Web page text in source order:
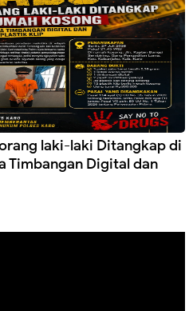
laki-laki Ditangkap di
Timbangan Digital dan